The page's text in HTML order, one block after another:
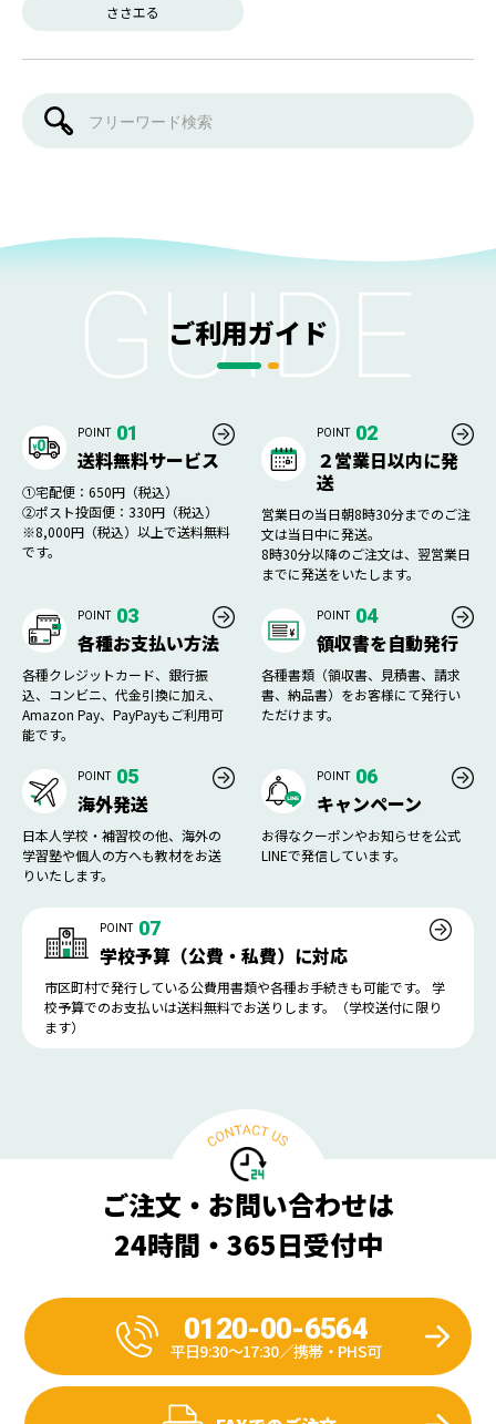
ささエる
ご利用ガイド
POINT 01
送料無料サービス
①宅配便：650円（税込）
②ポスト投函便：330円（税込）
※8,000円（税込）以上で送料無料
です。
POINT 02
２営業日以内に発
送
営業日の当日朝8時30分までのご注
文は当日中に発送。
8時30分以降のご注文は、翌営業日
までに発送をいたします。
POINT 03
各種お支払い方法
各種クレジットカード、銀行振
込、コンビニ、代金引換に加え、
Amazon Pay、PayPayもご利用可
能です。
POINT 04
領収書を自動発行
各種書類（領収書、見積書、請求
書、納品書）をお客様にて発行い
ただけます。
POINT 05
海外発送
日本人学校・補習校の他、海外の
学習塾や個人の方へも教材をお送
りいたします。
POINT 06
キャンペーン
お得なクーポンやお知らせを公式
LINEで発信しています。
POINT 07
学校予算（公費・私費）に対応
市区町村で発行している公費用書類や各種お手続きも可能です。 学
校予算でのお支払いは送料無料でお送りします。（学校送付に限り
ます）
ご注文・お問い合わせは
24時間・365日受付中
0120-00-6564
平日9:30〜17:30／携帯・PHS可